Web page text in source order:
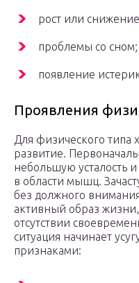
рост или
проблемы со сном;
появление
Проявления
Для физического типа
развитие.
небольшую усталость
в области мышц.
без должного
активный образ
отсутствии
ситуация начинает
признаками: